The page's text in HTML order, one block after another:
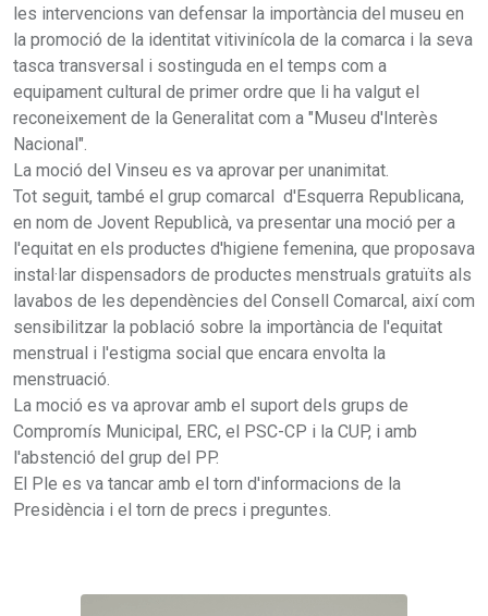
les intervencions van defensar la importància del museu en
la promoció de la identitat vitivinícola de la comarca i la seva
tasca transversal i sostinguda en el temps com a
equipament cultural de primer ordre que li ha valgut el
reconeixement de la Generalitat com a "Museu d'Interès
Nacional".
La moció del Vinseu es va aprovar per unanimitat.
Tot seguit, també el grup comarcal d'Esquerra Republicana,
en nom de Jovent Republicà, va presentar una moció per a
l'equitat en els productes d'higiene femenina, que proposava
instal·lar dispensadors de productes menstruals gratuïts als
lavabos de les dependències del Consell Comarcal, així com
sensibilitzar la població sobre la importància de l'equitat
menstrual i l'estigma social que encara envolta la
menstruació.
La moció es va aprovar amb el suport dels grups de
Compromís Municipal, ERC, el PSC-CP i la CUP, i amb
l'abstenció del grup del PP.
El Ple es va tancar amb el torn d'informacions de la
Presidència i el torn de precs i preguntes.